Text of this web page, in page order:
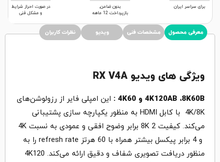
برای سراسر ایران
بدون ضامن,
بازپرداخت 12 ماهه
در صورت احراز شرایط
و مشکل فنی
معرفی محصول مشخصات فنی ویدیو نظرات کاربران
ویژگی های ویدیو RX V4A
4K120AB ،8K60B و 4K60 :
این امپلی فایر از رزولوشن‌های
4K/8K با کابل HDMI به منظور یکپارچه سازی پشتیبانی
می‌کند. کیفیت 8K 2 برابر وضوح افقی و عمودی به نسبت 4K
و 4 برابر پیکسل بیشتر همراه با 60 هرتز refresh rate را به
منظور دریافت تصویری شفاف و دقیق ارائه می‌کند. 4K120